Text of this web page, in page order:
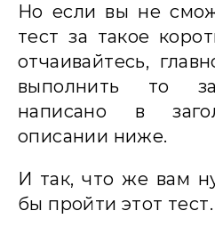
Но если вы не
тест за такое
отчаивайтесь,
выполнить то
написано в
описании ниже.
И так, что же вам
бы пройти этот тест.